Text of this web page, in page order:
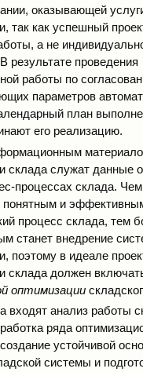
оказывающей
так как успешный
а не
результате проведения
работы по
параметров
план
его реализацию.
склада служат данные о
процессах склада.
и
процесс склада, тем
станет внедрение
поэтому в идеале
склада должен
оптимизации
входят анализ работы
ряда
устойчивой
системы и